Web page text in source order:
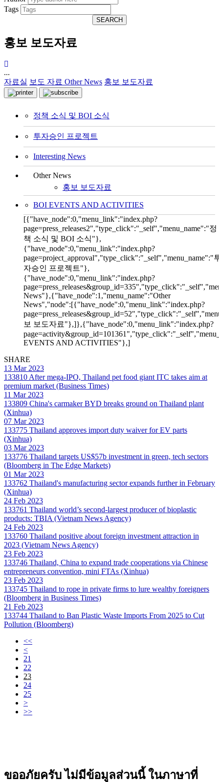
Tags
SEARCH
홍보 보도자료
...
자료실 보도 자료 Other News 홍보 보도자료
정책 소식 및 BOI 소식
투자승인 프로젝트
Interesting News
Other News
홍보 보도자료
BOI EVENTS AND ACTIVITIES
[{"have_node":0,"menu_link":"index.php?
page=press_releases2","type_click":"_self","menu_name":"정
책 소식 및 BOI 소식"},
{"have_node":0,"menu_link":"index.php?
page=project_approval","type_click":"_self","menu_name":"
자승인 프로젝트"},
{"have_node":0,"menu_link":"index.php?
News"},{"have_node":1,"menu_name":"Other
News","node":[{"have_node":0,"menu_link":"index.php?
보 보도자료"},]},{"have_node":0,"menu_link":"index.php?
EVENTS AND ACTIVITIES"},]
SHARE
13 Mar 2023
133810 After mega-IPO, Thailand pet food giant ITC takes aim at
premium market (Business Times)
11 Mar 2023
133809 China's carmaker BYD breaks ground on Thailand plant
(Xinhua)
07 Mar 2023
133775 Thailand approves import duty waiver for EV parts
(Xinhua)
03 Mar 2023
133776 Thailand targets US$57b investment in green, tech sectors
(Bloomberg in The Edge Markets)
01 Mar 2023
133762 Thailand's manufacturing sector expands further in February
(Xinhua)
24 Feb 2023
133761 Thailand world’s second-largest producer of bioplastic
products: TBIA (Vietnam News Agency)
24 Feb 2023
133760 Thailand positive about foreign investment attraction in
2023 (Vietnam News Agency)
23 Feb 2023
133746 Thailand, China to expand trade cooperations via Chinese
entrepreneurs convention, mini FTAs (Xinhua)
23 Feb 2023
133745 Thailand to rope in private firms to lure wealthy foreigners
(Bloomberg in Business Times)
21 Feb 2023
133744 Thailand to Ban Plastic Waste Imports From 2025 to Cut
Pollution (Bloomberg)
<<
<
21
22
23
24
25
>
>>
ขออภัยครับ ไม่มีข้อมูลส่วนนี้ ในภาษาที่